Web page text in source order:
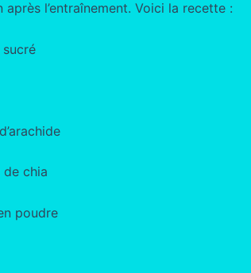
l’entraînement. Voici la recette :
sucré
de chia
poudre